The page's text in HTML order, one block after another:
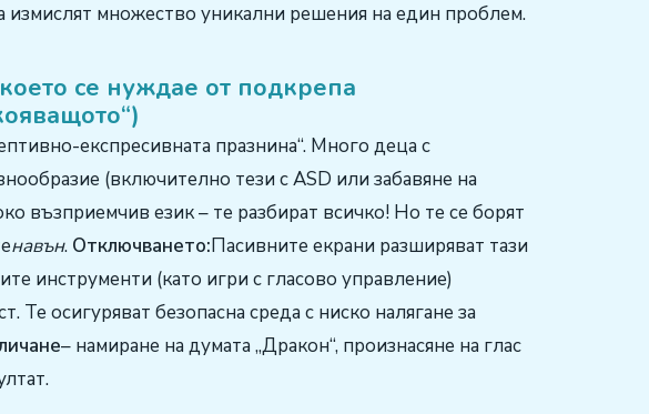
измислят множество уникални решения на един проблем.
се нуждае от подкрепа
експресивната празнина“. Много деца с
(включително тези с ASD или забавяне на
възприемчив език – те разбират всичко! Но те се борят
навън. Отключването:Пасивните екрани разширяват тази
инструменти (като игри с гласово управление)
Те осигуряват безопасна среда с ниско налягане за
– намиране на думата „Дракон“, произнасяне на глас